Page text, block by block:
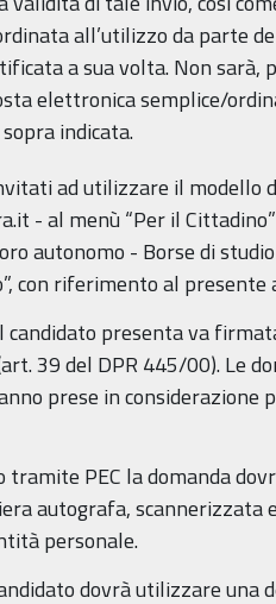
all’utilizzo da parte
a sua volta. Non sarà,
elettronica semplice/
indicata.
ad utilizzare il modello
- al menù “Per il
autonomo - Borse di
con riferimento al presente
candidato presenta va
39 del DPR 445/00). Le
prese in considerazione
tramite PEC la domanda
autografa, scannerizzata
personale.
dovrà utilizzare una